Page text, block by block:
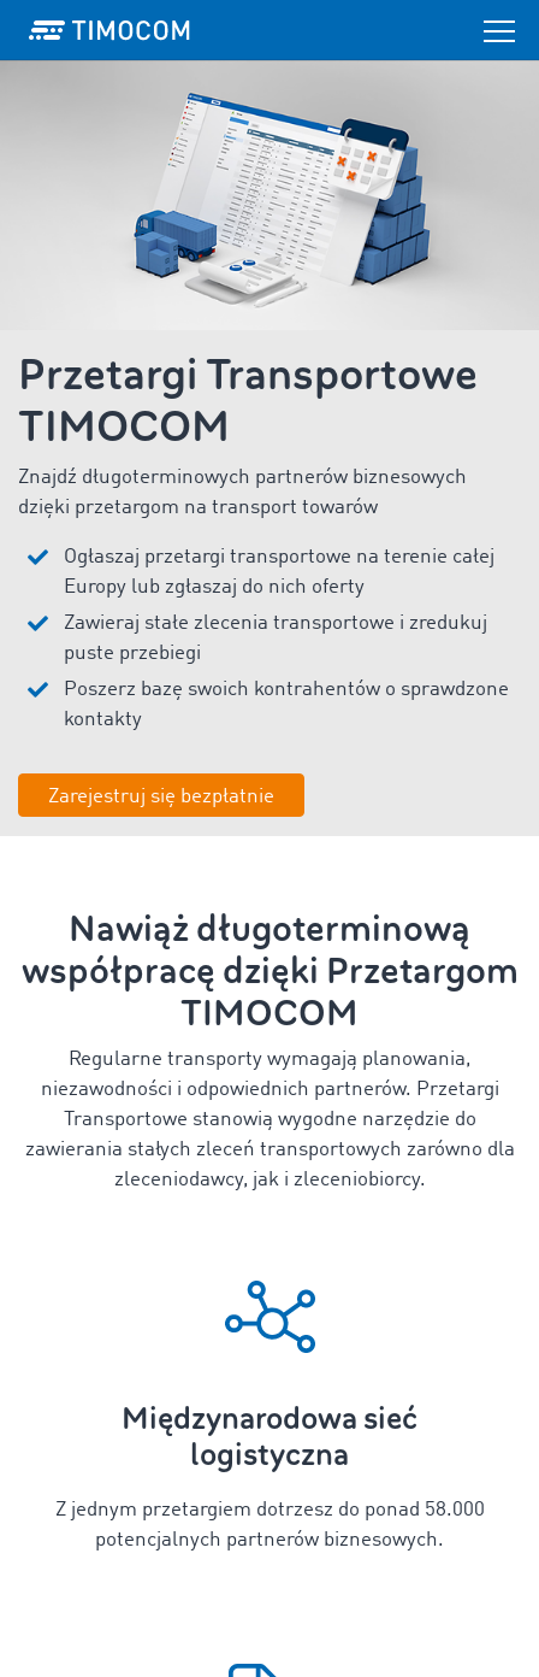
Przetargi Transportowe
TIMOCOM
Znajdź długoterminowych partnerów biznesowych
dzięki przetargom na transport towarów
Ogłaszaj przetargi transportowe na terenie całej
Europy lub zgłaszaj do nich oferty
Zawieraj stałe zlecenia transportowe i zredukuj
puste przebiegi
Poszerz bazę swoich kontrahentów o sprawdzone
kontakty
Zarejestruj się bezpłatnie
Nawiąż długoterminową
współpracę dzięki Przetargom
TIMOCOM
Regularne transporty wymagają planowania,
niezawodności i odpowiednich partnerów. Przetargi
Transportowe stanowią wygodne narzędzie do
zawierania stałych zleceń transportowych zarówno dla
zleceniodawcy, jak i zleceniobiorcy.
Międzynarodowa sieć
logistyczna
Z jednym przetargiem dotrzesz do ponad 58.000
potencjalnych partnerów biznesowych.